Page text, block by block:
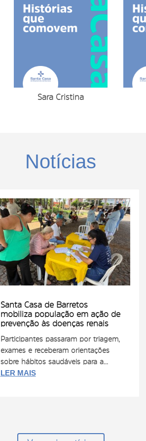
Sara Cristina
Notícias
Santa Casa de Barretos
mobiliza população em ação de
prevenção às doenças renais
Participantes passaram por triagem,
exames e receberam orientações
sobre hábitos saudáveis para a...
LER MAIS